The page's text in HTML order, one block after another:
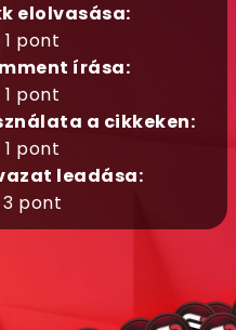
elolvasása:
1 pont
írása:
1 pont
a cikkeken:
1 pont
leadása:
3 pont